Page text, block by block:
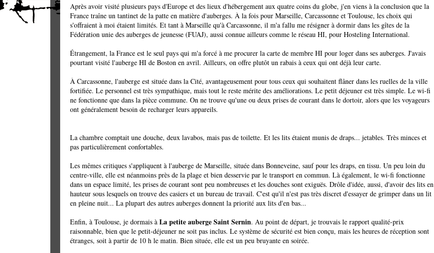
Après avoir visité plusieurs pays d'Europe et des lieux d'hébergement aux quatre coins du globe, j'en viens à la conclusion que la
France traîne un tantinet de la patte en matière d'auberges. À la fois pour Marseille, Carcassonne et Toulouse, les choix qui
s'offraient à moi étaient limités. Et tant à Marseille qu'à Carcassonne, il m'a fallu me résigner à dormir dans les gîtes de la
Fédération unie des auberges de jeunesse (FUAJ), aussi connue ailleurs comme le réseau HI, pour Hosteling International.
Étrangement, la France est le seul pays qui m'a forcé à me procurer la carte de membre HI pour loger dans ses auberges. J'avais
pourtant visité l'auberge HI de Boston en avril. Ailleurs, on offre plutôt un rabais à ceux qui ont déjà leur carte.
À Carcassonne, l'auberge est située dans la Cité, avantageusement pour tous ceux qui souhaitent flâner dans les ruelles de la ville
fortifiée. Le personnel est très sympathique, mais tout le reste mérite des améliorations. Le petit déjeuner est très simple. Le wi-fi
ne fonctionne que dans la pièce commune. On ne trouve qu'une ou deux prises de courant dans le dortoir, alors que les voyageurs
ont généralement besoin de recharger leurs appareils.
La chambre comptait une douche, deux lavabos, mais pas de toilette. Et les lits étaient munis de draps... jetables. Très minces et
pas particulièrement confortables.
Les mêmes critiques s'appliquent à l'auberge de Marseille, située dans Bonneveine, sauf pour les draps, en tissu. Un peu loin du
centre-ville, elle est néanmoins près de la plage et bien desservie par le transport en commun. Là également, le wi-fi fonctionne
dans un espace limité, les prises de courant sont peu nombreuses et les douches sont exiguës. Drôle d'idée, aussi, d'avoir des lits en
hauteur sous lesquels on trouve des casiers et un bureau de travail. C'est qu'il n'est pas très discret d'essayer de grimper dans un lit
en pleine nuit... La plupart des autres auberges donnent la priorité aux lits d'en bas...
Enfin, à Toulouse, je dormais à La petite auberge Saint Sernin. Au point de départ, je trouvais le rapport qualité-prix
raisonnable, bien que le petit-déjeuner ne soit pas inclus. Le système de sécurité est bien conçu, mais les heures de réception sont
étranges, soit à partir de 10 h le matin. Bien située, elle est un peu bruyante en soirée.